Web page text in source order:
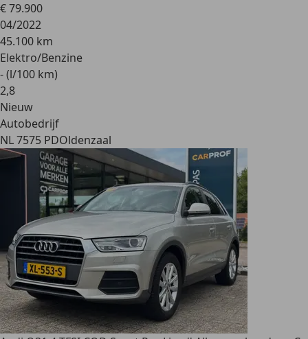
€ 79.900
04/2022
45.100 km
Elektro/Benzine
- (l/100 km)
2,8
Nieuw
Autobedrijf
NL 7575 PDOldenzaal